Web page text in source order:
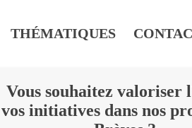
THÉMATIQUES
Vous souhaitez valoriser
vos initiatives dans nos